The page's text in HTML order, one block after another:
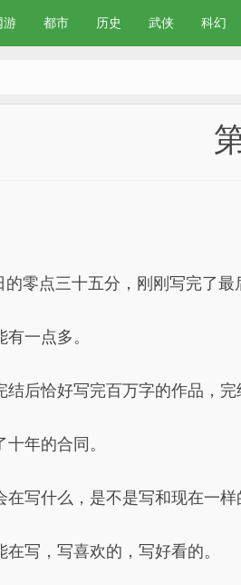
游 都市 历史 武侠 科幻
零点三十五分，刚刚写完了最
一点多。
后恰好写完百万字的作品，
年的合同。
写什么，是不是写和现在一
写，写喜欢的，写好看的。